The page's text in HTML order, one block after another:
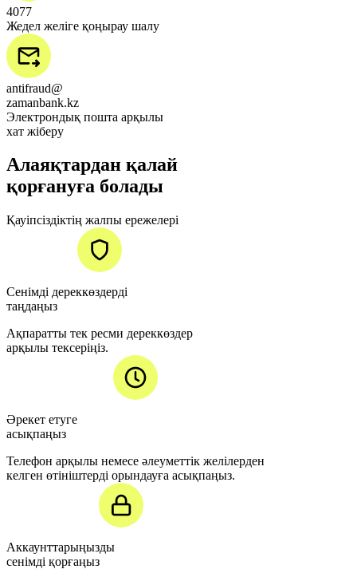
4077
Жедел желіге қоңырау шалу
antifraud@
zamanbank.kz
Электрондық пошта арқылы
хат жіберу
Алаяқтардан қалай
қорғануға болады
Қауіпсіздіктің жалпы ережелері
Сенімді дереккөздерді
таңдаңыз
Ақпаратты тек ресми дереккөздер
арқылы тексеріңіз.
Әрекет етуге
асықпаңыз
Телефон арқылы немесе әлеуметтік желілерден
келген өтініштерді орындауға асықпаңыз.
Аккаунттарыңызды
сенімді қорғаңыз